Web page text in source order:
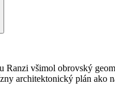
všimol obrovský
architektonický plán